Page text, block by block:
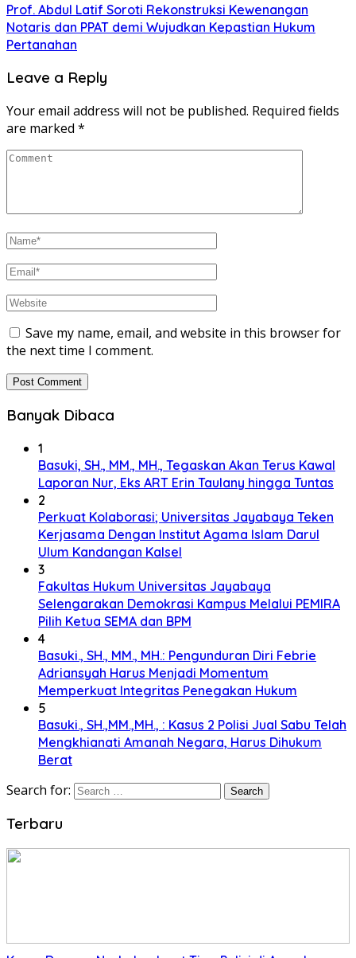
Prof. Abdul Latif Soroti Rekonstruksi Kewenangan
Notaris dan PPAT demi Wujudkan Kepastian Hukum
Pertanahan
Leave a Reply
Your email address will not be published. Required fields
are marked *
Save my name, email, and website in this browser for
the next time I comment.
Banyak Dibaca
1
Basuki, SH., MM., MH., Tegaskan Akan Terus Kawal
Laporan Nur, Eks ART Erin Taulany hingga Tuntas
2
Perkuat Kolaborasi; Universitas Jayabaya Teken
Kerjasama Dengan Institut Agama Islam Darul
Ulum Kandangan Kalsel
3
Fakultas Hukum Universitas Jayabaya
Selengarakan Demokrasi Kampus Melalui PEMIRA
Pilih Ketua SEMA dan BPM
4
Basuki., SH., MM., MH.: Pengunduran Diri Febrie
Adriansyah Harus Menjadi Momentum
Memperkuat Integritas Penegakan Hukum
5
Basuki., SH.,MM.,MH., : Kasus 2 Polisi Jual Sabu Telah
Mengkhianati Amanah Negara, Harus Dihukum
Berat
Search for:
Terbaru